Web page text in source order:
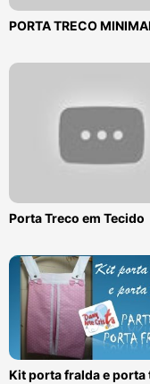
PORTA TRECO
Porta Treco em Tecido
Kit porta fralda e porta